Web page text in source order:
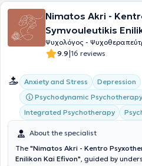
Nimatos Akri -
Symvouleutikis
Ψυχολόγος -
9.9|16 reviews
Anxiety and Stress
Depression
Psychodynamic Psychotherapy
Integrated Psychotherapy
About the specialist
The "Nimatos Akri - Kentro
Enilikon Kai Efivon", guided by